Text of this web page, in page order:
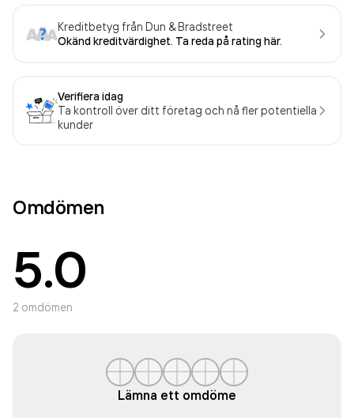
Kreditbetyg från Dun & Bradstreet
Okänd kreditvärdighet. Ta reda på rating här.
Verifiera idag
Ta kontroll över ditt företag och nå fler potentiella
kunder
Omdömen
5.0
2 omdömen
Lämna ett omdöme